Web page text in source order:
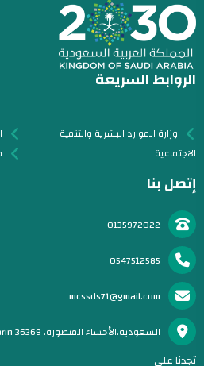
الروابط السريعة
وزارة الموارد البشرية والتنمية
الاجتماعية
إتصل بنا
0135972022
0547512585
mcssds71@gmail.com
السعودية،الأحساء المنصورة، Ash Shaharin 36369
تجدنا على